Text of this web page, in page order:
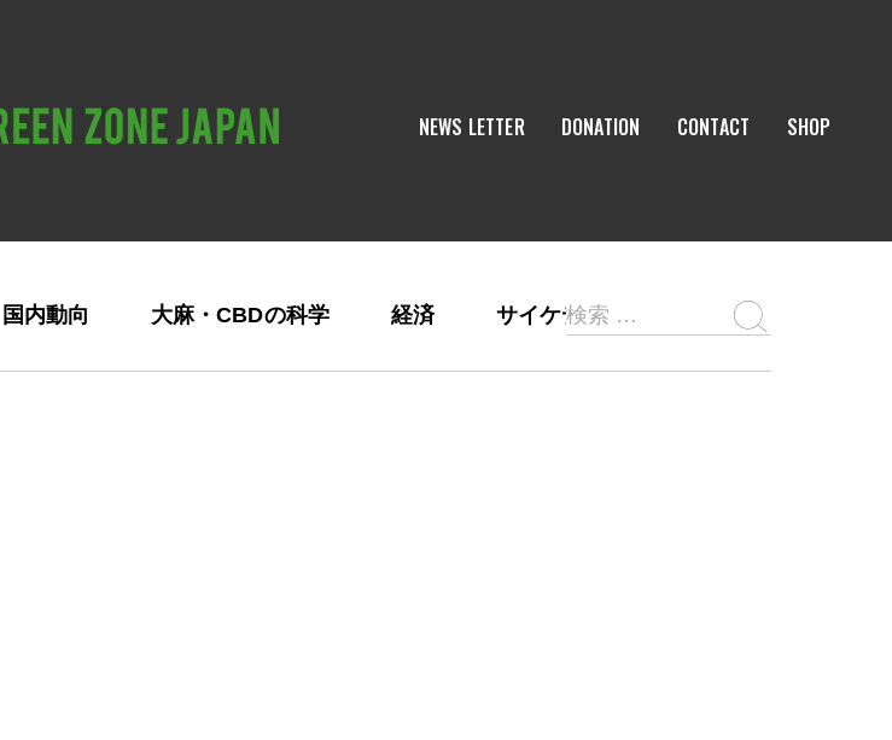
NEWS LETTER DONATION CONTACT SHOP
国内動向 大麻・CBDの科学 経済 サイケデリックス